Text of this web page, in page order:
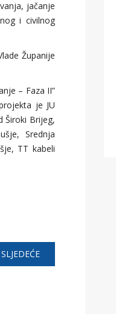
jačanje
i civilnog
Županije
– Faza II”
je JU
Široki Brijeg,
Srednja
TT kabeli
SLJEDEĆE